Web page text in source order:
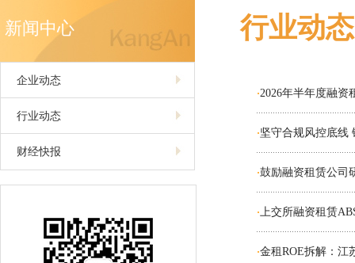
新闻中心
企业动态
行业动态
财经快报
行业动态
·2026年半年度融资
·坚守合规风控底线
·鼓励融资租赁公司
·上交所融资租赁
·金租ROE拆解：江